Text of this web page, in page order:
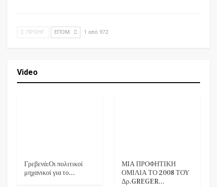
ΠΡΟΗΓ. ΕΠΌΜ. 1 από 972
Video
Γρεβενά:Οι πολιτικοί
μηχανικοί για το…
ΜΙΑ ΠΡΟΦΗΤΙΚΗ
ΟΜΙΛΙΑ ΤΟ 2008 ΤΟΥ
Δρ.GREGER…